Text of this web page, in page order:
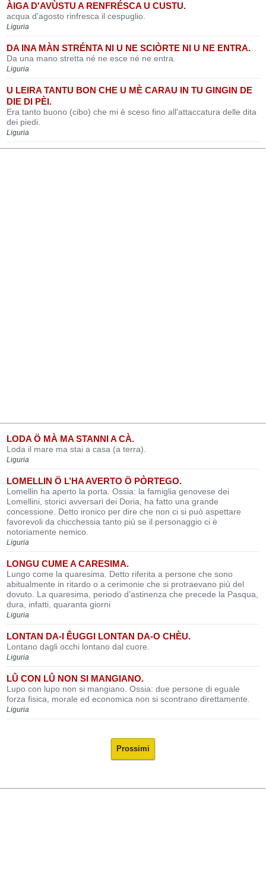
ÀIGA D'AVÙSTU A RENFRÉSCA U CUSTU.
acqua d'agosto rinfresca il cespuglio.
Liguria
DA INA MÀN STRÉNTA NI U NE SCIÒRTE NI U NE ENTRA.
Da una mano stretta né ne esce né ne entra.
Liguria
U LEIRA TANTU BON CHE U MÈ CARAU IN TU GINGIN DE
DIE DI PÈI.
Era tanto buono (cibo) che mi è sceso fino all'attaccatura delle dita
dei piedi.
Liguria
LODA Ö MÀ MA STANNI A CÀ.
Loda il mare ma stai a casa (a terra).
Liguria
LOMELLIN Ö L’HA AVERTO Ö PÒRTEGO.
Lomellin ha aperto la porta. Ossia: la famiglia genovese dei
Lomellini, storici avversari dei Doria, ha fatto una grande
concessione. Detto ironico per dire che non ci si può aspettare
favorevoli da chicchessia tanto più se il personaggio ci è
notoriamente nemico.
Liguria
LONGU CUME A CARESIMA.
Lungo come la quaresima. Detto riferita a persone che sono
abitualmente in ritardo o a cerimonie che si protraevano più del
dovuto. La quaresima, periodo d’astinenza che precede la Pasqua,
dura, infatti, quaranta giorni
Liguria
LONTAN DA-I ÊUGGI LONTAN DA-O CHÈU.
Lontano dagli occhi lontano dal cuore.
Liguria
LÛ CON LÛ NON SI MANGIANO.
Lupo con lupo non si mangiano. Ossia: due persone di eguale
forza fisica, morale ed economica non si scontrano direttamente.
Liguria
Prossimi